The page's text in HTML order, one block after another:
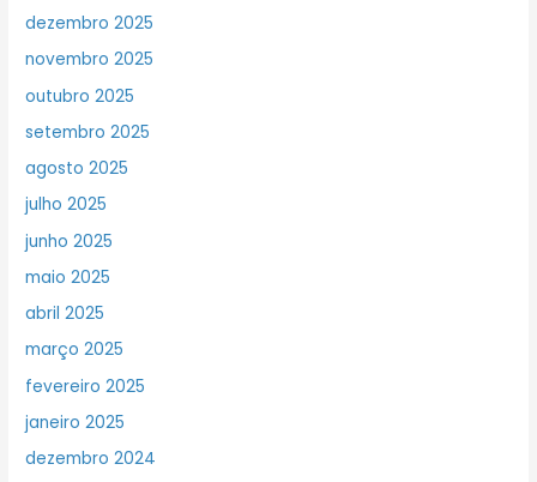
dezembro 2025
novembro 2025
outubro 2025
setembro 2025
agosto 2025
julho 2025
junho 2025
maio 2025
abril 2025
março 2025
fevereiro 2025
janeiro 2025
dezembro 2024